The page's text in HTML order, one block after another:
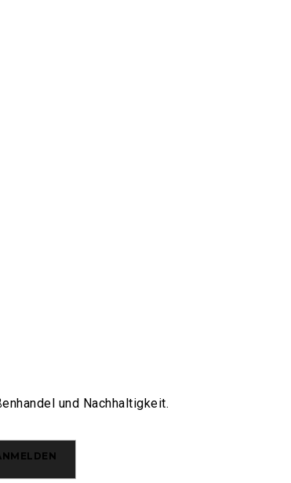
und Nachhaltigkeit.